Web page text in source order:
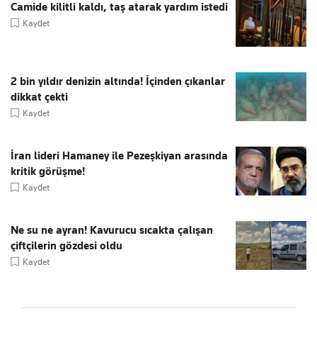
Camide kilitli kaldı, taş atarak yardım istedi
Kaydet
2 bin yıldır denizin altında! İçinden çıkanlar
dikkat çekti
Kaydet
İran lideri Hamaney ile Pezeşkiyan arasında
kritik görüşme!
Kaydet
Ne su ne ayran! Kavurucu sıcakta çalışan
çiftçilerin gözdesi oldu
Kaydet